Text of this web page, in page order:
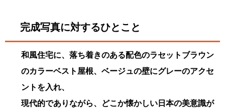
完成写真に対するひとこと
和風住宅に、落ち着きのある配色のラセットブラウン
のカラーベスト屋根、ベージュの壁にグレーのアクセ
ントを入れ、
現代的でありながら、どこか懐かしい日本の美意識が